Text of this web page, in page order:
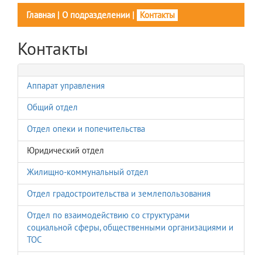
Главная | О подразделении | Контакты
Контакты
Аппарат управления
Общий отдел
Отдел опеки и попечительства
Юридический отдел
Жилищно-коммунальный отдел
Отдел градостроительства и землепользования
Отдел по взаимодействию со структурами
социальной сферы, общественными организациями и
ТОС